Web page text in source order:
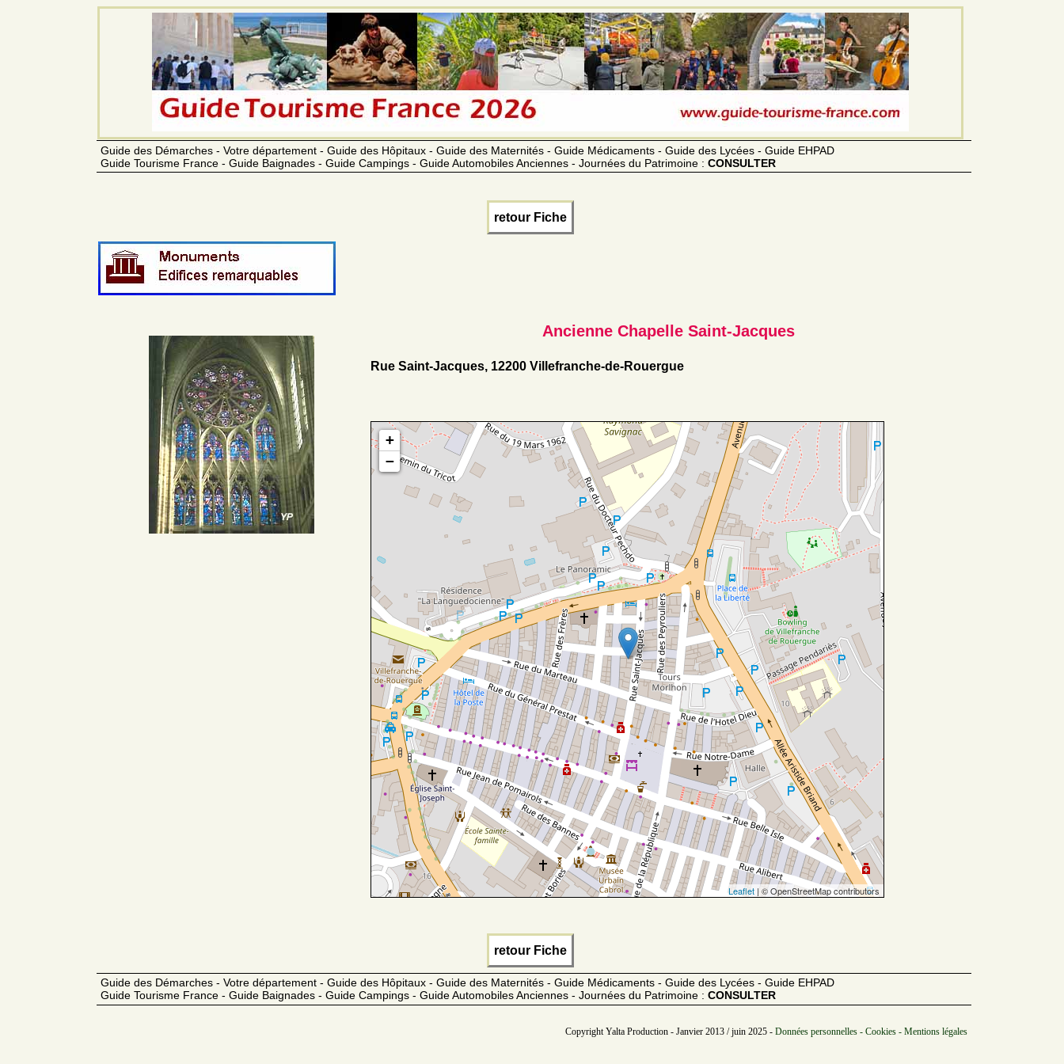
Guide des Démarches - Votre département - Guide des Hôpitaux - Guide des Maternités - Guide Médicaments - Guide des Lycées - Guide EHPAD
Guide Tourisme France - Guide Baignades - Guide Campings - Guide Automobiles Anciennes - Journées du Patrimoine : CONSULTER
retour Fiche
Ancienne Chapelle Saint-Jacques
Rue Saint-Jacques, 12200 Villefranche-de-Rouergue
+
−
Leaflet| © OpenStreetMap contributors
retour Fiche
Guide des Démarches - Votre département - Guide des Hôpitaux - Guide des Maternités - Guide Médicaments - Guide des Lycées - Guide EHPAD
Guide Tourisme France - Guide Baignades - Guide Campings - Guide Automobiles Anciennes - Journées du Patrimoine : CONSULTER
Copyright Yalta Production - Janvier 2013 / juin 2025 - Données personnelles - Cookies - Mentions légales